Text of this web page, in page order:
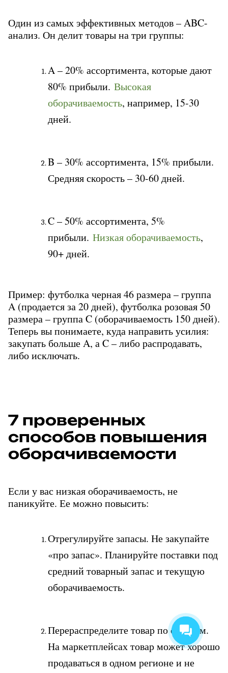
Один из самых эффективных методов – ABC-
анализ. Он делит товары на три группы:
A – 20% ассортимента, которые дают
80% прибыли. Высокая
оборачиваемость, например, 15-30
дней.
B – 30% ассортимента, 15% прибыли.
Средняя скорость – 30-60 дней.
C – 50% ассортимента, 5%
прибыли. Низкая оборачиваемость,
90+ дней.
Пример: футболка черная 46 размера – группа
A (продается за 20 дней), футболка розовая 50
размера – группа C (оборачиваемость 150 дней).
Теперь вы понимаете, куда направить усилия:
закупать больше A, а C – либо распродавать,
либо исключать.
7 проверенных
способов повышения
оборачиваемости
Если у вас низкая оборачиваемость, не
паникуйте. Ее можно повысить:
Отрегулируйте запасы. Не закупайте
«про запас». Планируйте поставки под
средний товарный запас и текущую
оборачиваемость.
Перераспределите товар по складам.
На маркетплейсах товар может хорошо
продаваться в одном регионе и не